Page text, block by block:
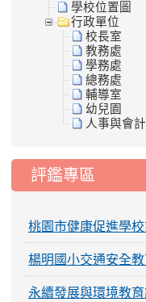
學校位置圖
行政單位
校長室
教務處
學務處
總務處
輔導室
幼兒園
人事與會
評鑑專區
桃園市健康促進學
楊明國小交通安全
永續發展與環境教